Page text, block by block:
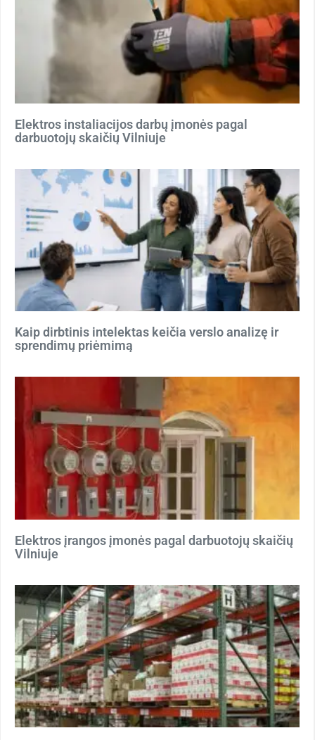
Elektros instaliacijos darbų įmonės pagal
darbuotojų skaičių Vilniuje
Kaip dirbtinis intelektas keičia verslo analizę ir
sprendimų priėmimą
Elektros įrangos įmonės pagal darbuotojų skaičių
Vilniuje